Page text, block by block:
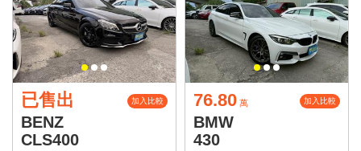
已售出 加入比較
BENZ
CLS400
76.80 萬 加入比較
BMW
430